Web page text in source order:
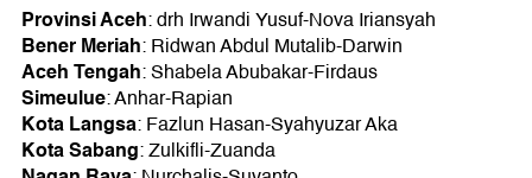
Provinsi Aceh: drh Irwandi Yusuf-Nova Iriansyah
Bener Meriah: Ridwan Abdul Mutalib-Darwin
Aceh Tengah: Shabela Abubakar-Firdaus
Simeulue: Anhar-Rapian
Kota Langsa: Fazlun Hasan-Syahyuzar Aka
Kota Sabang: Zulkifli-Zuanda